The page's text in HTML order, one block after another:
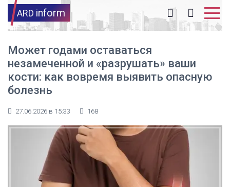
ARD inform
Может годами оставаться
незамеченной и «разрушать» ваши
кости: как вовремя выявить опасную
болезнь
27.06.2026 в 15:33 168